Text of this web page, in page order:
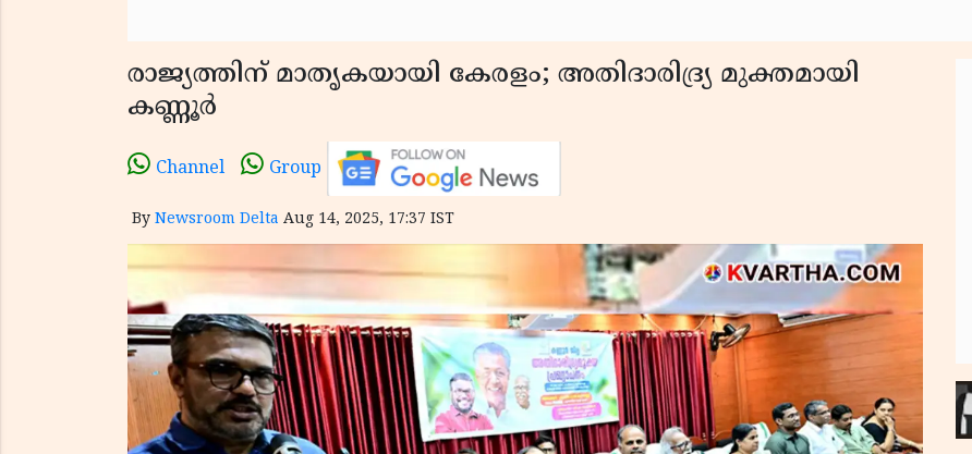
രാജ്യത്തിന് മാതൃകയായി കേരളം; അതിദാരിദ്ര്യ മുക്തമായി
കണ്ണൂർ
Channel Group
By Newsroom Delta Aug 14, 2025, 17:37 IST